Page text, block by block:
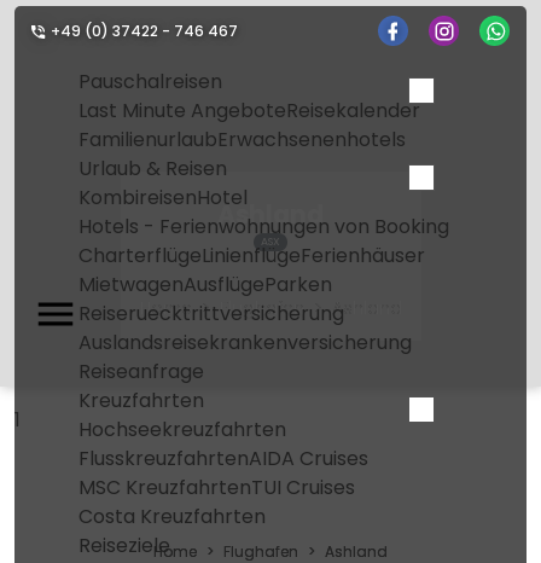
+49 (0) 37422 - 746 467
Pauschalreisen
Last Minute AngeboteReisekalender
FamilienurlaubErwachsenenhotels
Urlaub & Reisen
KombireisenHotel
Hotels - Ferienwohnungen von Booking
CharterflügeLinienflügeFerienhäuser
MietwagenAusflügeParken
Reiseruecktrittversicherung
Auslandsreisekrankenversicherung
Reiseanfrage
Kreuzfahrten
Hochseekreuzfahrten
FlusskreuzfahrtenAIDA Cruises
MSC KreuzfahrtenTUI Cruises
Costa Kreuzfahrten
Reiseziele
Ashland
ASX
Home Flughafen Ashland
1
Home Flughafen Ashland